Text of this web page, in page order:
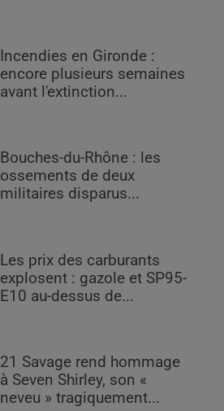
Incendies en Gironde :
encore plusieurs semaines
avant l'extinction...
Bouches-du-Rhône : les
ossements de deux
militaires disparus...
Les prix des carburants
explosent : gazole et SP95-
E10 au-dessus de...
21 Savage rend hommage
à Seven Shirley, son «
neveu » tragiquement...